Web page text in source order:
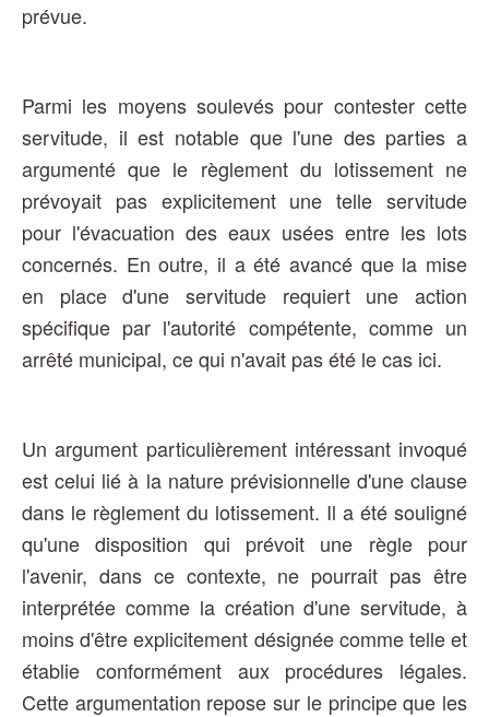
prévue.
Parmi les moyens soulevés pour contester cette
servitude, il est notable que l'une des parties a
argumenté que le règlement du lotissement ne
prévoyait pas explicitement une telle servitude
pour l'évacuation des eaux usées entre les lots
concernés. En outre, il a été avancé que la mise
en place d'une servitude requiert une action
spécifique par l'autorité compétente, comme un
arrêté municipal, ce qui n'avait pas été le cas ici.
Un argument particulièrement intéressant invoqué
est celui lié à la nature prévisionnelle d'une clause
dans le règlement du lotissement. Il a été souligné
qu'une disposition qui prévoit une règle pour
l'avenir, dans ce contexte, ne pourrait pas être
interprétée comme la création d'une servitude, à
moins d'être explicitement désignée comme telle et
établie conformément aux procédures légales.
Cette argumentation repose sur le principe que les